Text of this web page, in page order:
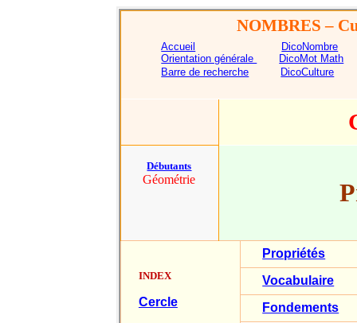
NOMBRES –
Accueil
DicoNombre
Orientation générale
DicoMot Math
Barre de recherche
DicoCulture
Débutants
Géométrie
INDEX
Cercle
Propriétés
Vocabulaire
Fondements